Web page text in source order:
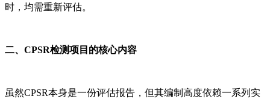
时，均需重新评估。
二、CPSR检测项目的核心内容
虽然CPSR本身是一份评估报告，但其编制高度依赖一系列实